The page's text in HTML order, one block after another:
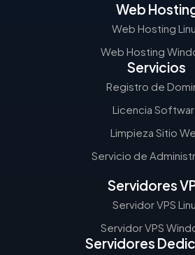
Web
Web Hosting
Web Hosting
Servicios
Registro de
Licencia
Limpieza Sitio
Servicio de
Servidores
Servidor VPS
Servidor VPS
Servidores